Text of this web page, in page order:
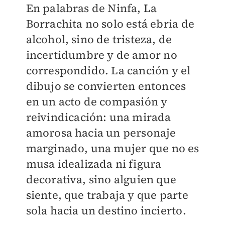
En palabras de Ninfa, La
Borrachita no solo está ebria de
alcohol, sino de tristeza, de
incertidumbre y de amor no
correspondido. La canción y el
dibujo se convierten entonces
en un acto de compasión y
reivindicación: una mirada
amorosa hacia un personaje
marginado, una mujer que no es
musa idealizada ni figura
decorativa, sino alguien que
siente, que trabaja y que parte
sola hacia un destino incierto.